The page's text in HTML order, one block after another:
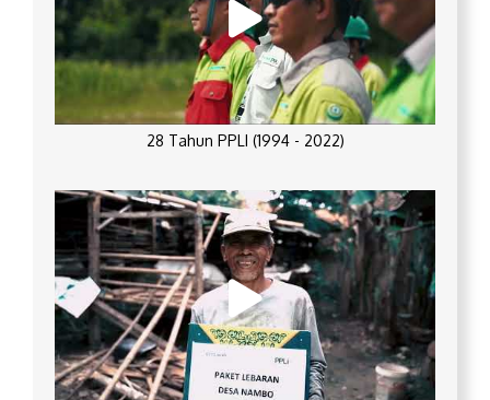
28 Tahun PPLI (1994 - 2022)